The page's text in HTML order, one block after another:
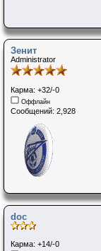
Зенит
Administrator
Карма: +32/-0
Оффлайн
Сообщений: 2,928
doc
Карма: +14/-0